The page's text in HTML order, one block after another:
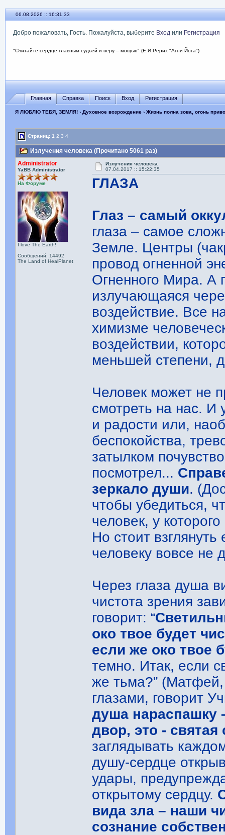
06.08.2026 :: 16:31:34
Добро пожаловать, Гость. Пожалуйста, выберите Входили Регистрация
"Считайте сердце главным судьей и веру – мощью" (Е.И.Рерих "Агни Йога")
Главная Справка Поиск Вход Регистрация
Я ЛЮБЛЮ ТЕБЯ, ЗЕМЛЯ!› Духовное возрождение› Жизнь полна зова, огонь
Страниц:1 2 3 4
Излучения человека (Прочитано 5061 раз)
Administrator
YaBB Administrator
На Форуме
I love The Earth!
Сообщений: 14492
The Land of HealPlanet
Излучения человека
07.04.2017 :: 15:22:35
ГЛАЗА
Глаз – самый
глаза – самое
Земле. Центры
провод огненной
Огненного Мира. А
излучающаяся
воздействие. Все
химизме
воздействии,
меньшей степени,
Человек может не
смотреть на нас. И
и радости или,
беспокойства,
затылком
посмотрел...
зеркало души.
чтобы убедиться,
человек, у
Но стоит
человеку вовсе не
Через глаза душа
чистота зрения
говорит: “
око твое будет
если же око твое
темно. Итак, если
же тьма?” (Матфей,
глазами, говорит
душа нараспашку
двор, это - святая
заглядывать
душу-сердце
удары,
открытому сердцу.
вида зла – наши
сознание